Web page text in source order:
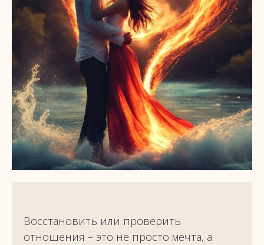
Восстановить или проверить
отношения – это не просто мечта, а